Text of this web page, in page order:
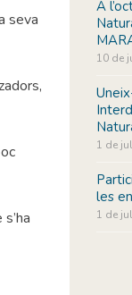
seva
A
10 de
1 de
les
1 de